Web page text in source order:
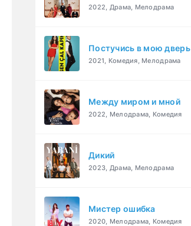
2022, Драма, Мелодрама
Постучись в мою дверь
2021, Комедия, Мелодрама
Между миром и мной
2022, Мелодрама, Комедия
Дикий
2023, Драма, Мелодрама
Мистер ошибка
2020, Мелодрама, Комедия